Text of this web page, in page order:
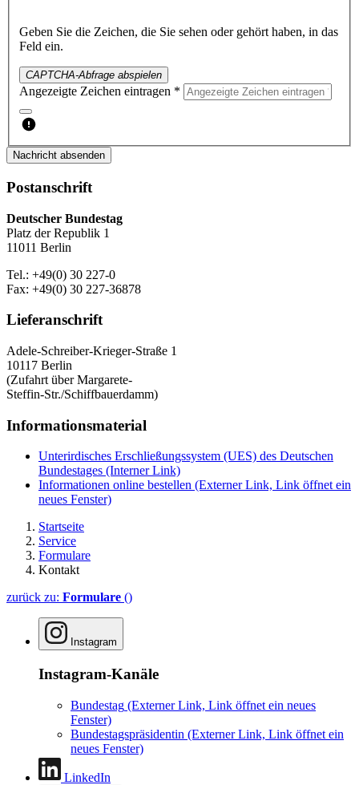
Geben Sie die Zeichen, die Sie sehen oder gehört haben, in das
Feld ein.
CAPTCHA-Abfrage abspielen
Angezeigte Zeichen eintragen *
Nachricht absenden
Postanschrift
Deutscher Bundestag
Platz der Republik 1
11011 Berlin
Tel.: +49(0) 30 227-0
Fax: +49(0) 30 227-36878
Lieferanschrift
Adele-Schreiber-Krieger-Straße 1
10117 Berlin
(Zufahrt über Margarete-
Steffin-Str./Schiffbauerdamm)
Informationsmaterial
Unterirdisches Erschließungssystem (UES) des Deutschen
Bundestages (Interner Link)
Informationen online bestellen (Externer Link, Link öffnet ein
neues Fenster)
Startseite
Service
Formulare
Kontakt
zurück zu: Formulare ()
Instagram
Instagram-Kanäle
Bundestag (Externer Link, Link öffnet ein neues
Fenster)
Bundestagspräsidentin (Externer Link, Link öffnet ein
neues Fenster)
LinkedIn